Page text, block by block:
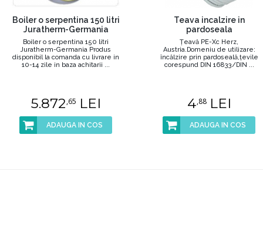
Boiler o serpentina 150 litri
Juratherm-Germania
Boiler o serpentina 150 litri
Juratherm-Germania Produs
disponibil la comanda cu livrare in
10-14 zile in baza achitarii ...
5.872,65LEI
ADAUGA IN COS
Teava incalzire in
pardoseala
Țeavă PE-Xc Herz,
Austria.Domeniu de utilizare:
încălzire prin pardoseală,țevile
corespund DIN 16833/DIN ...
4,88LEI
ADAUGA IN COS